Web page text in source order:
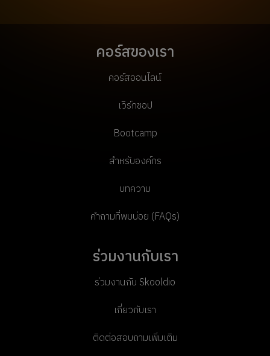
คอร์สของเรา
คอร์สออนไลน์
เวิร์กชอป
Bootcamp
สำหรับองค์กร
บทความ
คำถามที่พบบ่อย (FAQs)
ร่วมงานกับเรา
ร่วมงานกับ Skooldio
เกี่ยวกับเรา
ติดต่อสอบถามเพิ่มเติม